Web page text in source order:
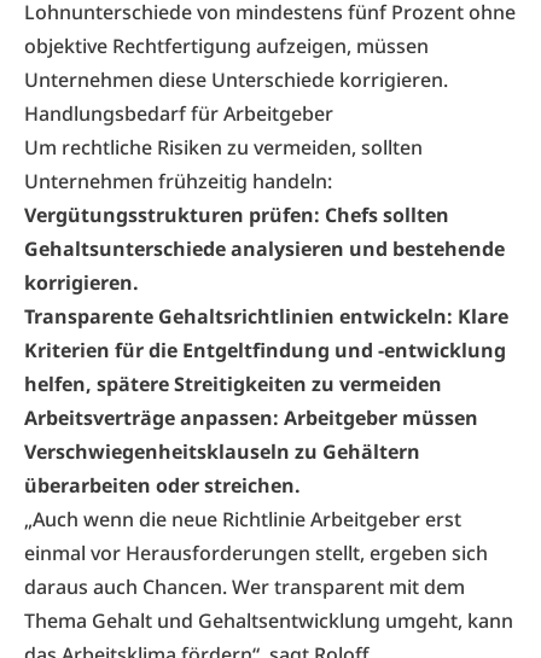
Lohnunterschiede von mindestens fünf Prozent ohne
objektive Rechtfertigung aufzeigen, müssen
Unternehmen diese Unterschiede korrigieren.
Handlungsbedarf für Arbeitgeber
Um rechtliche Risiken zu vermeiden, sollten
Unternehmen frühzeitig handeln:
Vergütungsstrukturen prüfen: Chefs sollten
Gehaltsunterschiede analysieren und bestehende
korrigieren.
Transparente Gehaltsrichtlinien entwickeln: Klare
Kriterien für die Entgeltfindung und -entwicklung
helfen, spätere Streitigkeiten zu vermeiden
Arbeitsverträge anpassen: Arbeitgeber müssen
Verschwiegenheitsklauseln zu Gehältern
überarbeiten oder streichen.
„Auch wenn die neue Richtlinie Arbeitgeber erst
einmal vor Herausforderungen stellt, ergeben sich
daraus auch Chancen. Wer transparent mit dem
Thema Gehalt und Gehaltsentwicklung umgeht, kann